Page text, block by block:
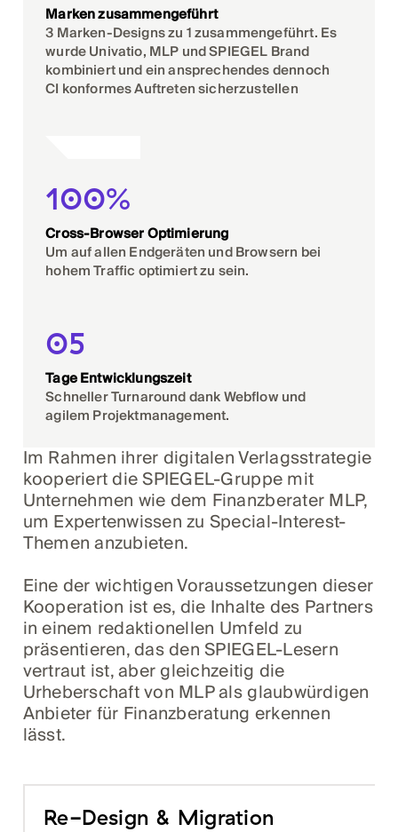
Marken zusammengeführt
3 Marken-Designs zu 1 zusammengeführt. Es
wurde Univatio, MLP und SPIEGEL Brand
kombiniert und ein ansprechendes dennoch
CI konformes Auftreten sicherzustellen
100%
Cross-Browser Optimierung
Um auf allen Endgeräten und Browsern bei
hohem Traffic optimiert zu sein.
05
Tage Entwicklungszeit
Schneller Turnaround dank Webflow und
agilem Projektmanagement.
Im Rahmen ihrer digitalen Verlagsstrategie
kooperiert die SPIEGEL-Gruppe mit
Unternehmen wie dem Finanzberater MLP,
um Expertenwissen zu Special-Interest-
Themen anzubieten.
Eine der wichtigen Voraussetzungen dieser
Kooperation ist es, die Inhalte des Partners
in einem redaktionellen Umfeld zu
präsentieren, das den SPIEGEL-Lesern
vertraut ist, aber gleichzeitig die
Urheberschaft von MLP als glaubwürdigen
Anbieter für Finanzberatung erkennen
lässt.
Re-Design & Migration